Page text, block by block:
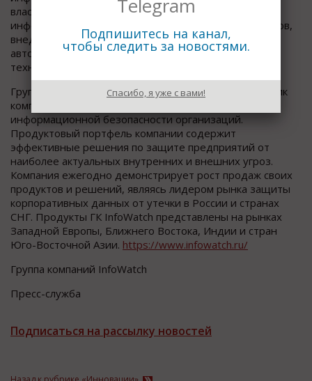
власти РСО-А, поддержку межведомственных
информационных систем и информационных ресурсов,
внедрение современных средств обеспечения
автоматизированных информационных систем и
технологий в республике.
Группа компаний InfoWatch — российский разработчик
комплексных решений для обеспечения
информационной безопасности организаций.
Продуктовый портфель компании содержит
эффективные решения по защите предприятий от
наиболее актуальных внутренних и внешних угроз.
Компания ежегодно демонстрирует рост продаж своих
продуктов и решений, являясь лидером рынка защиты
корпоративных данных от утечки в России и странах
СНГ. Продукты ГК InfoWatch представлены на рынках
Западной Европы, Ближнего Востока, Индии и стран
Юго-Восточной Азии. https://www.infowatch.ru/
Группа компаний InfoWatch
Пресс-служба
Подписаться на рассылку новостей
Telegram
Подпишитесь на канал,
чтобы следить за новостями.
Спасибо, я уже с вами!